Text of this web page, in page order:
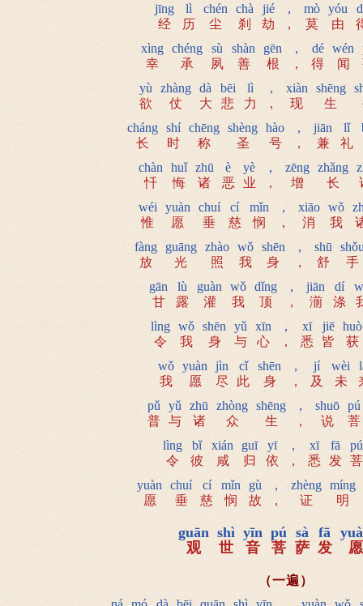
jīng
经
lì
历
chén
尘
chà
刹
jié
劫
，
，
mò
莫
yóu
由
xìng
幸
chéng
承
sù
夙
shàn
善
gēn
根
，
，
dé
得
wén
闻
yù
欲
zhàng
仗
dà
大
bēi
悲
lì
力
，
，
xiàn
现
shēng
生
cháng
长
shí
时
chēng
称
shèng
圣
hào
号
，
，
jiān
兼
lǐ
礼
chàn
忏
huǐ
悔
zhū
诸
è
恶
yè
业
，
，
zēng
增
zhǎng
长
wéi
惟
yuàn
愿
chuí
垂
cí
慈
mǐn
悯
，
，
xiāo
消
wǒ
我
fàng
放
guāng
光
zhào
照
wǒ
我
shēn
身
，
，
shū
舒
手
gān
甘
lù
露
guàn
灌
wǒ
我
dǐng
顶
，
，
jiān
湔
dí
涤
lìng
令
wǒ
我
shēn
身
yǔ
与
xīn
心
，
，
xī
悉
jiē
皆
huò
获
wǒ
我
yuàn
愿
jìn
尽
cǐ
此
shēn
身
，
，
jí
及
wèi
未
pǔ
普
yǔ
与
zhū
诸
zhòng
众
shēng
生
，
，
shuō
说
pú
菩
lìng
令
bǐ
彼
xián
咸
guī
归
yī
依
，
，
xī
悉
fā
发
pú
菩
yuàn
愿
chuí
垂
cí
慈
mǐn
悯
gù
故
，
，
zhèng
证
míng
明
guān
观
shì
世
yīn
音
pú
菩
sà
萨
fā
发
愿
（一遍）